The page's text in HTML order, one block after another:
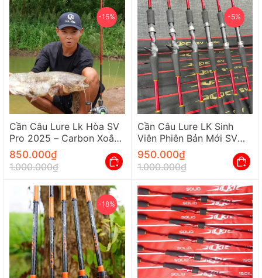
-15%
Cần Câu Lure Lk Hòa SV
Pro 2025 – Carbon Xoắn,
Khoen Fuji
850.000₫
1.000.000₫
-5%
Cần Câu Lure LK Sinh
Viên Phiên Bản Mới SV
Carbon Xoắn Khoen Fuji
950.000₫
1.000.000₫
-18%